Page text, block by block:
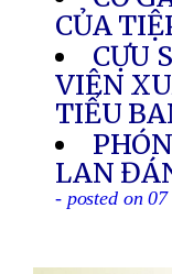
CỦA
CỰU
VIÊN
TIỂU
LAN
- posted on